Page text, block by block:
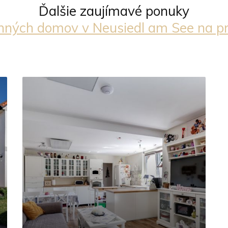
Ďalšie zaujímavé ponuky
domov v Neusiedl am See na